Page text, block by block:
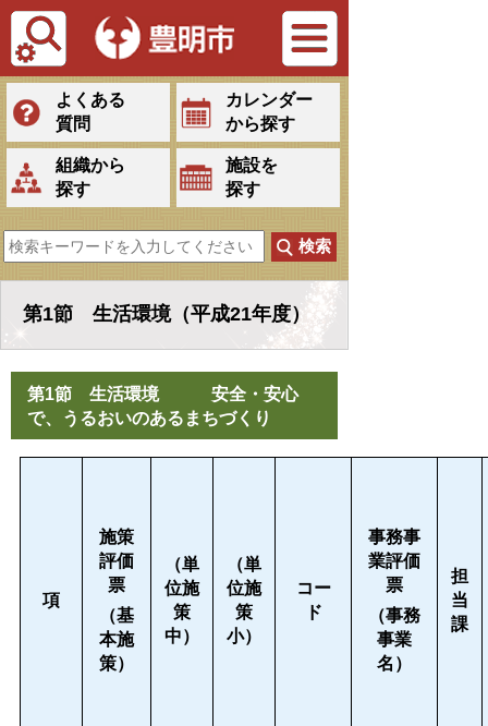
Tiếng Việt
よくある
質問
カレンダー
から探す
組織から
探す
施設を
探す
第1節 生活環境（平成21年度）
第1節 生活環境 安全・安心
で、うるおいのあるまちづくり
項
施策
評価
票
（基
本施
策）
（単
位施
策
中）
（単
位施
策
小）
コー
ド
事務事
業評価
票
（事務
事業
名）
担
当
課